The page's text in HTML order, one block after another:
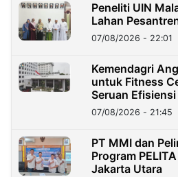
Peneliti UIN
Lahan
07/08/2026 - 22:01
Kemendagri
untuk Fitness
Seruan Efisiensi
07/08/2026 - 21:45
PT MMI dan
Program
Jakarta Utara